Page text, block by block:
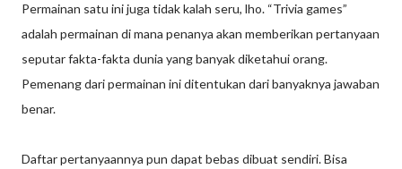
Permainan satu ini juga tidak kalah seru, lho. “Trivia games”
adalah permainan di mana penanya akan memberikan pertanyaan
seputar fakta-fakta dunia yang banyak diketahui orang.
Pemenang dari permainan ini ditentukan dari banyaknya jawaban
benar.
Daftar pertanyaannya pun dapat bebas dibuat sendiri. Bisa